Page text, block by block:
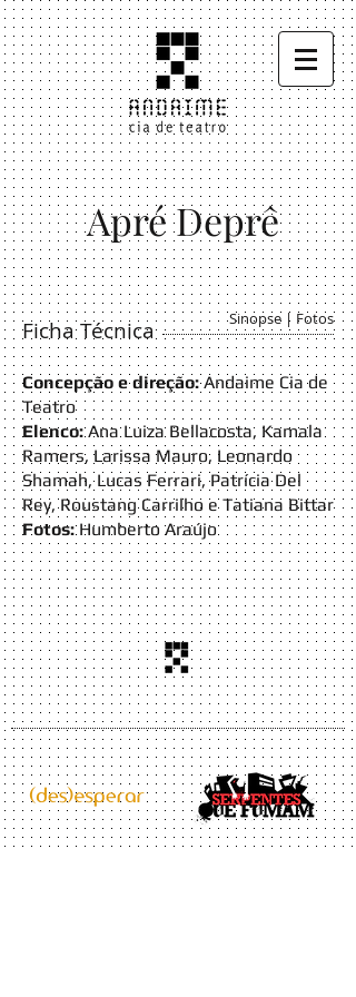
Ficha Técnica
Concepção e direção:Andaime Cia de
Teatro
Elenco:Ana Luiza Bellacosta, Kamala
Ramers, Larissa Mauro, Leonardo
Shamah,Lucas Ferrari,Patrícia Del
Rey,Roustang Carrilho eTatiana Bittar
Fotos:Humberto Araújo
Apré Deprê
Sinopse | Fotos